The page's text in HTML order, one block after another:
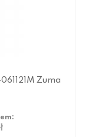
Zuma